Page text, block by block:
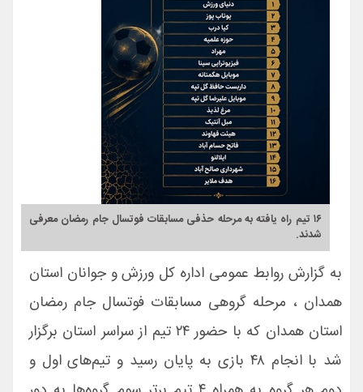
۱۶ تیم راه یافته به مرحله حذفی مسابقات فوتسال جام رمضان معرفی
شدند.
به گزارش روابط عمومی اداره کل ورزش و جوانان استان
همدان ، مرحله گروهی مسابقات فوتسال جام رمضان
استان همدان که با حضور ۲۴ تیم از سراسر استان برگزار
شد با انجام ۴۸ بازی به پایان رسید و تیم‌های اول و